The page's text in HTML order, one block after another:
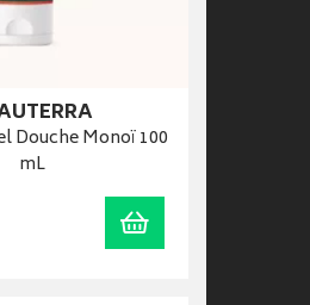
Douche Monoï 100
mL
Ajouter au panier